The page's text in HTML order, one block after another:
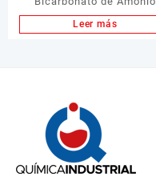
Leer más